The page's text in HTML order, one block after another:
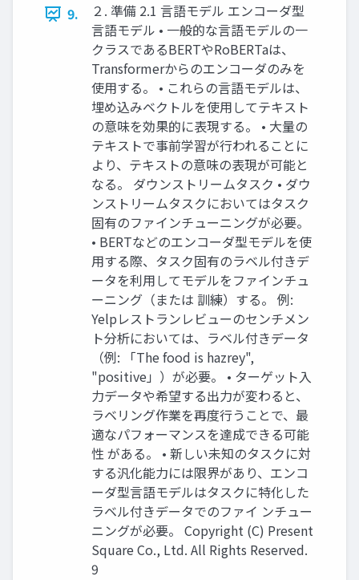
9.
２. 準備 2.1 言語モデル エンコーダ型
言語モデル • 一般的な言語モデルの一
クラスであるBERTやRoBERTaは、
Transformerからのエンコーダのみを
使用する。 • これらの言語モデルは、
埋め込みベクトルを使用してテキスト
の意味を効果的に表現する。 • 大量の
テキストで事前学習が行われることに
より、テキストの意味の表現が可能と
なる。 ダウンストリームタスク • ダウ
ンストリームタスクにおいてはタスク
固有のファインチューニングが必要。
• BERTなどのエンコーダ型モデルを使
用する際、タスク固有のラベル付きデ
ータを利用してモデルをファインチュ
ーニング（または 訓練）する。 例:
Yelpレストランレビューのセンチメン
ト分析においては、ラベル付きデータ
（例: 「The food is hazrey",
"positive」）が必要。 • ターゲット入
力データや希望する出力が変わると、
ラベリング作業を再度行うことで、最
適なパフォーマンスを達成できる可能
性 がある。 • 新しい未知のタスクに対
する汎化能力には限界があり、エンコ
ーダ型言語モデルはタスクに特化した
ラベル付きデータでのファイ ンチュー
ニングが必要。 Copyright (C) Present
Square Co., Ltd. All Rights Reserved.
9